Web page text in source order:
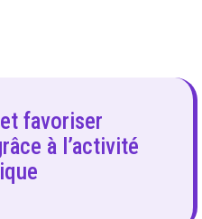
favoriser
à l’activité